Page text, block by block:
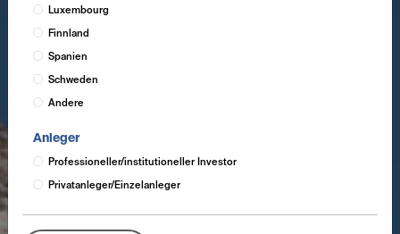
Luxembourg
Finnland
Spanien
Schweden
Andere
Anleger
Professioneller/institutioneller Investor
Privatanleger/Einzelanleger